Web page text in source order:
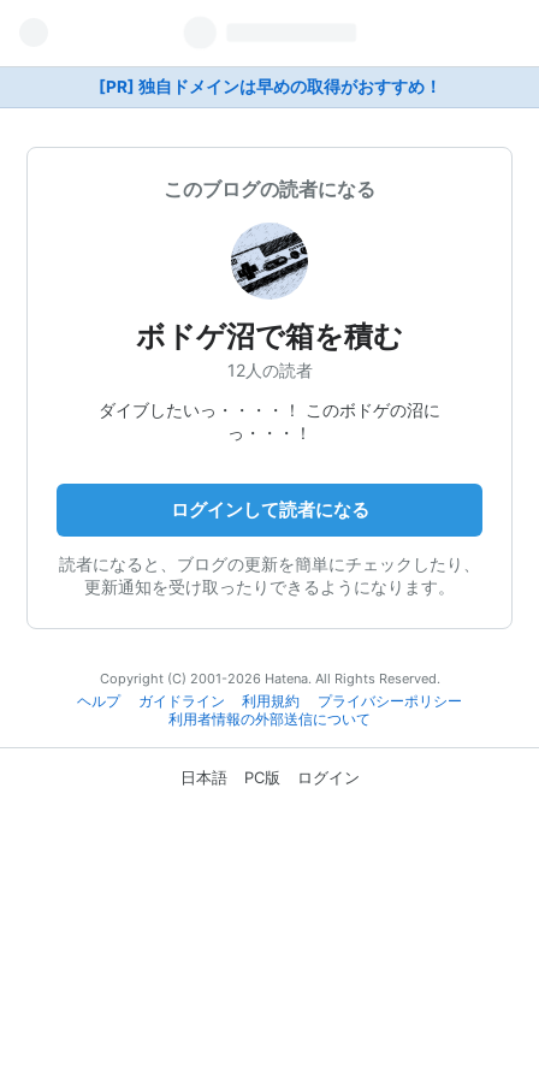
[PR] 独自ドメインは早めの取得がおすすめ！
このブログの読者になる
ボドゲ沼で箱を積む
12人の読者
ダイブしたいっ・・・・！ このボドゲの沼に
っ・・・！
ログインして読者になる
読者になると、ブログの更新を簡単にチェックしたり、
更新通知を受け取ったりできるようになります。
Copyright (C) 2001-2026 Hatena. All Rights Reserved.
ヘルプ
ガイドライン 利用規約
プライバシーポリシー
利用者情報の外部送信について
日本語 PC版 ログイン